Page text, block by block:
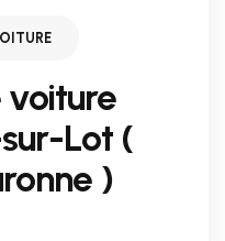
voiture
Lot (
)